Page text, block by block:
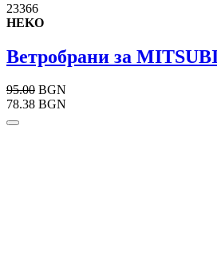
23366
HEKO
Ветробрани за
95.00 BGN
78.38 BGN